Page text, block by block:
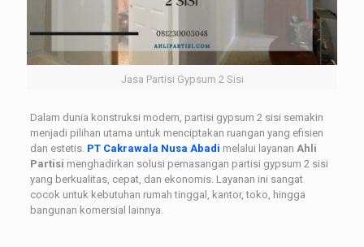
Jasa Partisi Gypsum 2 Sisi
Dalam dunia konstruksi modern, partisi gypsum 2 sisi semakin
menjadi pilihan utama untuk menciptakan ruangan yang efisien
dan estetis. PT Cakrawala Nusa Abadi melalui layanan Ahli
Partisi menghadirkan solusi pemasangan partisi gypsum 2 sisi
yang berkualitas, cepat, dan ekonomis. Layanan ini sangat
cocok untuk kebutuhan rumah tinggal, kantor, toko, hingga
bangunan komersial lainnya.